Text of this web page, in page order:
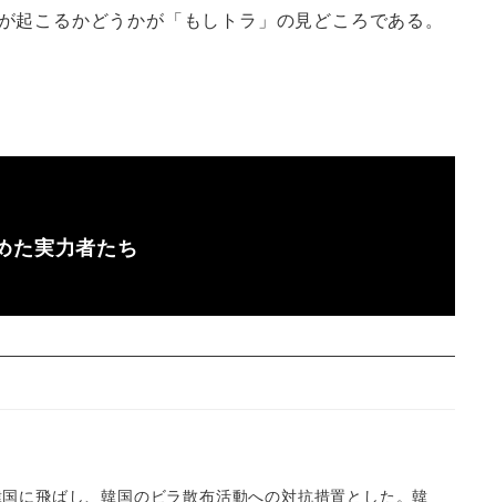
こるかどうかが「もしトラ」の見どころである。
た実力者たち
に飛ばし、韓国のビラ散布活動への対抗措置とした。韓